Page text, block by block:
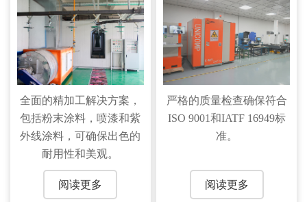
全面的精加工解决方案，
包括粉末涂料，喷漆和紫
外线涂料，可确保出色的
耐用性和美观。
阅读更多
严格的质量检查确保符合
ISO 9001和IATF 16949标
准。
阅读更多